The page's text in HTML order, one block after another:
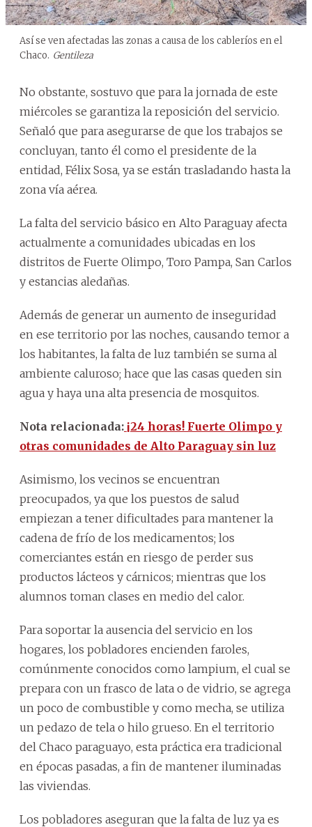
Así se ven afectadas las zonas a causa de los cableríos en el
Chaco. Gentileza
No obstante, sostuvo que para la jornada de este
miércoles se garantiza la reposición del servicio.
Señaló que para asegurarse de que los trabajos se
concluyan, tanto él como el presidente de la
entidad, Félix Sosa, ya se están trasladando hasta la
zona vía aérea.
La falta del servicio básico en Alto Paraguay afecta
actualmente a comunidades ubicadas en los
distritos de Fuerte Olimpo, Toro Pampa, San Carlos
y estancias aledañas.
Además de generar un aumento de inseguridad
en ese territorio por las noches, causando temor a
los habitantes, la falta de luz también se suma al
ambiente caluroso; hace que las casas queden sin
agua y haya una alta presencia de mosquitos.
Nota relacionada: ¡24 horas! Fuerte Olimpo y
otras comunidades de Alto Paraguay sin luz
Asimismo, los vecinos se encuentran
preocupados, ya que los puestos de salud
empiezan a tener dificultades para mantener la
cadena de frío de los medicamentos; los
comerciantes están en riesgo de perder sus
productos lácteos y cárnicos; mientras que los
alumnos toman clases en medio del calor.
Para soportar la ausencia del servicio en los
hogares, los pobladores encienden faroles,
comúnmente conocidos como lampium, el cual se
prepara con un frasco de lata o de vidrio, se agrega
un poco de combustible y como mecha, se utiliza
un pedazo de tela o hilo grueso. En el territorio
del Chaco paraguayo, esta práctica era tradicional
en épocas pasadas, a fin de mantener iluminadas
las viviendas.
Los pobladores aseguran que la falta de luz ya es